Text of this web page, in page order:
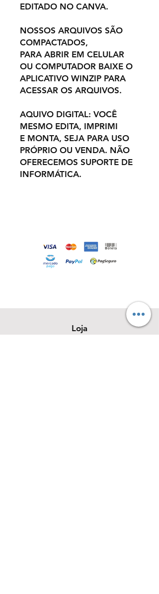
EDITADO NO CANVA.
NOSSOS ARQUIVOS SÃO
COMPACTADOS,
PARA ABRIR EM CELULAR
OU COMPUTADOR BAIXE O
APLICATIVO WINZIP PARA
ACESSAR OS ARQUIVOS.
AQUIVO DIGITAL: VOCÊ
MESMO EDITA, IMPRIMI
E MONTA, SEJA PARA USO
PRÓPRIO OU VENDA. NÃO
OFERECEMOS SUPORTE DE
INFORMÁTICA.
Loja